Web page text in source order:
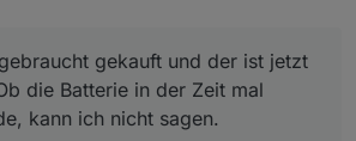
gekauft und der ist jetzt
die Batterie in der Zeit mal
kann ich nicht sagen.